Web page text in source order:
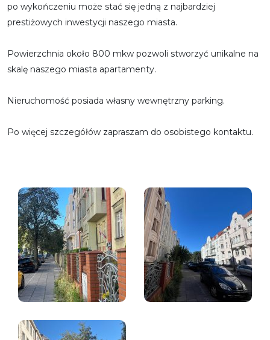
po wykończeniu może stać się jedną z najbardziej
prestiżowych inwestycji naszego miasta.
Powierzchnia około 800 mkw pozwoli stworzyć unikalne na
skalę naszego miasta apartamenty.
Nieruchomość posiada własny wewnętrzny parking.
Po więcej szczegółów zapraszam do osobistego kontaktu.